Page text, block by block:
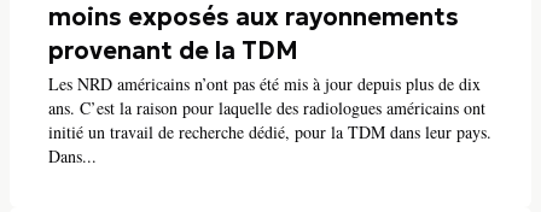
moins exposés aux rayonnements
provenant de la TDM
Les NRD américains n’ont pas été mis à jour depuis plus de dix
ans. C’est la raison pour laquelle des radiologues américains ont
initié un travail de recherche dédié, pour la TDM dans leur pays.
Dans...